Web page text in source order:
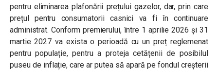
pentru eliminarea plafonării prețului gazelor, dar, prin care
prețul pentru consumatorii casnici va fi în continuare
administrat. Conform premierului, între 1 aprilie 2026 și 31
martie 2027 va exista o perioadă cu un preț reglemenat
pentru populație, pentru a proteja cetățenii de posibilul
puseu de inflație, care ar putea să apară pe fondul creșterii